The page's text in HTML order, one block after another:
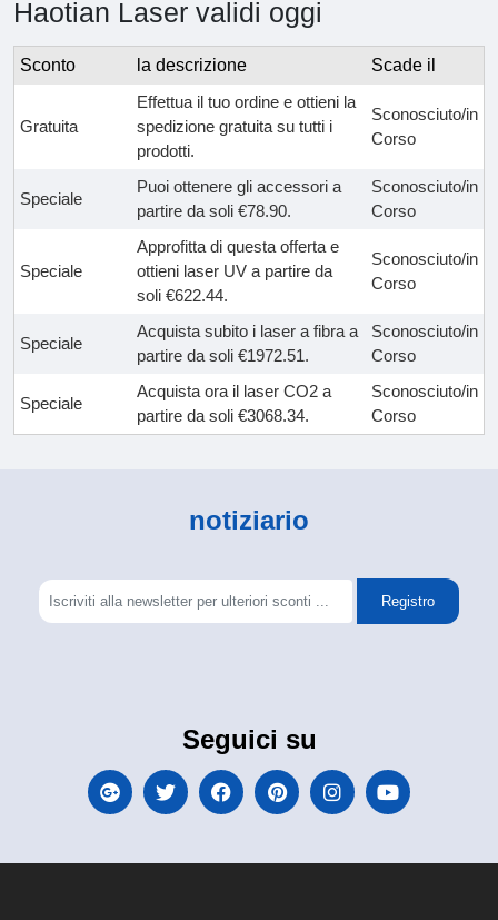
Haotian Laser validi oggi
Sconto la descrizione Scade il
Gratuita
Effettua il tuo ordine e ottieni la
spedizione gratuita su tutti i
prodotti.
Sconosciuto/in
Corso
Speciale
Puoi ottenere gli accessori a
partire da soli €78.90.
Sconosciuto/in
Corso
Speciale
Approfitta di questa offerta e
ottieni laser UV a partire da
soli €622.44.
Sconosciuto/in
Corso
Speciale
Acquista subito i laser a fibra a
partire da soli €1972.51.
Sconosciuto/in
Corso
Speciale
Acquista ora il laser CO2 a
partire da soli €3068.34.
Sconosciuto/in
Corso
notiziario
Registro
Seguici su